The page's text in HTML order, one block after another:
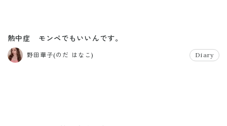
熱中症 モンペでもいいんです。
野田華子(のだ はなこ) Diary